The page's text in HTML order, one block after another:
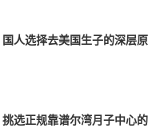
国人选择去美国生子的深层
挑选正规靠谱尔湾月子中心